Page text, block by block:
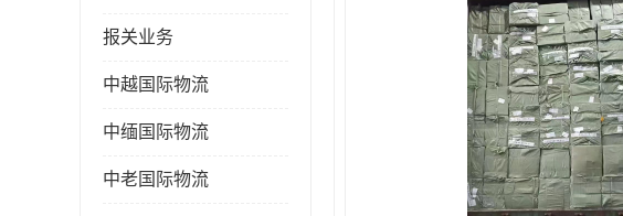
报关业务
中越国际物流
中缅国际物流
中老国际物流